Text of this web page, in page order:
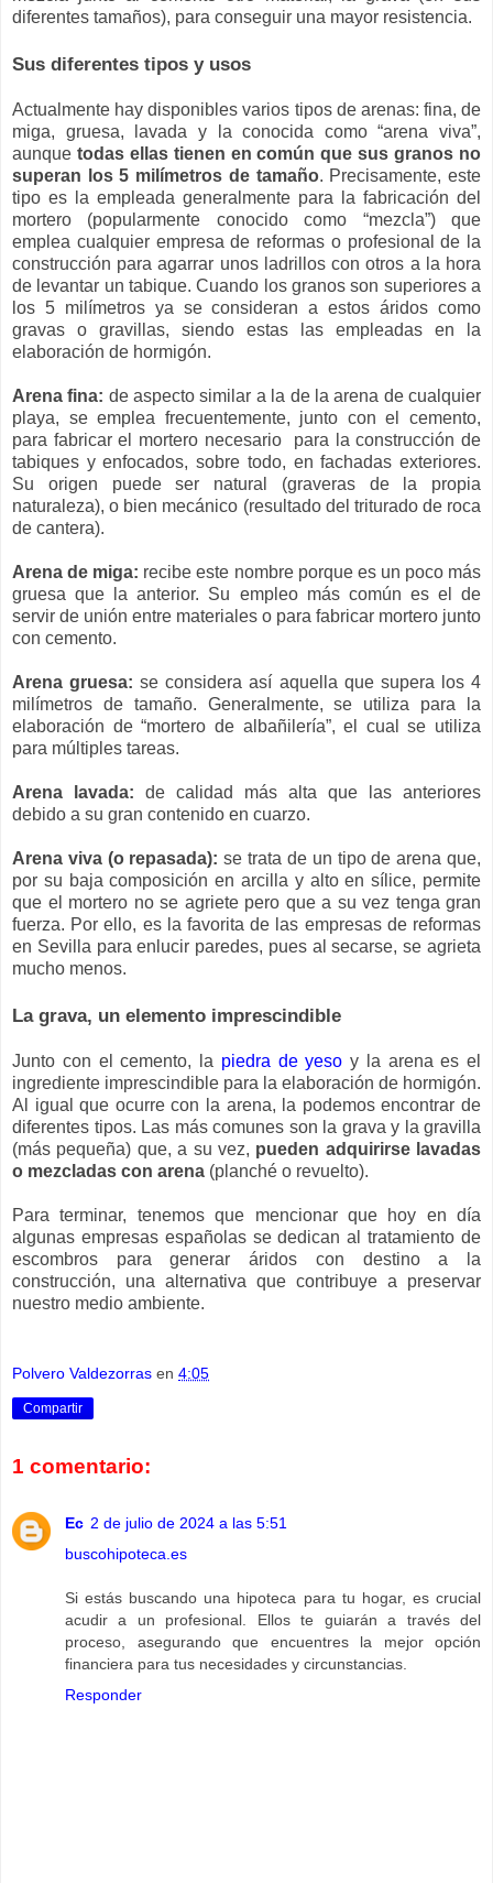
diferentes tamaños), para conseguir una mayor resistencia.
Sus diferentes tipos y usos
Actualmente hay disponibles varios tipos de arenas: fina, de
miga, gruesa, lavada y la conocida como “arena viva”,
aunque todas ellas tienen en común que sus granos no
superan los 5 milímetros de tamaño. Precisamente, este
tipo es la empleada generalmente para la fabricación del
mortero (popularmente conocido como “mezcla”) que
emplea cualquier empresa de reformas o profesional de la
construcción para agarrar unos ladrillos con otros a la hora
de levantar un tabique. Cuando los granos son superiores a
los 5 milímetros ya se consideran a estos áridos como
gravas o gravillas, siendo estas las empleadas en la
elaboración de hormigón.
Arena fina: de aspecto similar a la de la arena de cualquier
playa, se emplea frecuentemente, junto con el cemento,
para fabricar el mortero necesario
para la construcción de
tabiques y enfocados, sobre todo, en fachadas exteriores.
Su origen puede ser natural (graveras de la propia
naturaleza), o bien mecánico (resultado del triturado de roca
de cantera).
Arena de miga: recibe este nombre porque es un poco más
gruesa que la anterior. Su empleo más común es el de
servir de unión entre materiales o para fabricar mortero junto
con cemento.
Arena gruesa: se considera así aquella que supera los 4
milímetros de tamaño. Generalmente, se utiliza para la
elaboración de “mortero de albañilería”, el cual se utiliza
para múltiples tareas.
Arena lavada: de calidad más alta que las anteriores
debido a su gran contenido en cuarzo.
Arena viva (o repasada): se trata de un tipo de arena que,
por su baja composición en arcilla y alto en sílice, permite
que el mortero no se agriete pero que a su vez tenga gran
fuerza. Por ello, es la favorita de las empresas de reformas
en Sevilla para enlucir paredes, pues al secarse, se agrieta
mucho menos.
La grava, un elemento imprescindible
Junto con el cemento, la piedra de yeso y la arena es el
ingrediente imprescindible para la elaboración de hormigón.
Al igual que ocurre con la arena, la podemos encontrar de
diferentes tipos. Las más comunes son la grava y la gravilla
(más pequeña) que, a su vez, pueden adquirirse lavadas
o mezcladas con arena (planché o revuelto).
Para terminar, tenemos que mencionar que hoy en día
algunas empresas españolas se dedican al tratamiento de
escombros para generar áridos con destino a la
construcción, una alternativa que contribuye a preservar
nuestro medio ambiente.
Polvero Valdezorras en 4:05
Compartir
1 comentario:
Ec 2 de julio de 2024 a las 5:51
buscohipoteca.es
Si estás buscando una hipoteca para tu hogar, es crucial
acudir a un profesional. Ellos te guiarán a través del
proceso, asegurando que encuentres la mejor opción
financiera para tus necesidades y circunstancias.
Responder